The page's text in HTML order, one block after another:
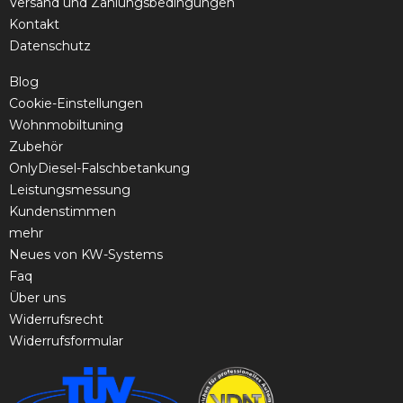
Kontakt
Datenschutz
Blog
Cookie-Einstellungen
Wohnmobiltuning
Zubehör
OnlyDiesel-Falschbetankung
Leistungsmessung
Kundenstimmen
mehr
Neues von KW-Systems
Faq
Über uns
Widerrufsrecht
Widerrufsformular